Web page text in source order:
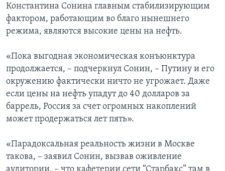
Константина Сонина главным стабилизирующим
фактором, работающим во благо нынешнего
режима, являются высокие цены на нефть.
«Пока выгодная экономическая конъюнктура
продолжается, – подчеркнул Сонин, – Путину и его
окружению фактически ничто не угрожает. Даже
если цены на нефть упадут до 40 долларов за
баррель, Россия за счет огромных накоплений
может продержаться лет пять».
«Парадоксальная реальность жизни в Москве
такова, – заявил Сонин, вызвав оживление